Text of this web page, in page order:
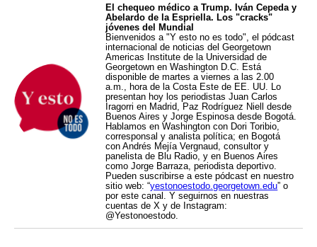
El chequeo médico a Trump. Iván Cepeda y
Abelardo de la Espriella. Los "cracks"
jóvenes del Mundial
Bienvenidos a "Y esto no es todo", el pódcast
internacional de noticias del Georgetown
Americas Institute de la Universidad de
Georgetown en Washington D.C. Está
disponible de martes a viernes a las 2.00
a.m., hora de la Costa Este de EE. UU. Lo
presentan hoy los periodistas Juan Carlos
Iragorri en Madrid, Paz Rodríguez Niell desde
Buenos Aires y Jorge Espinosa desde Bogotá.
Hablamos en Washington con Dori Toribio,
corresponsal y analista política; en Bogotá
con Andrés Mejía Vergnaud, consultor y
panelista de Blu Radio, y en Buenos Aires
como Jorge Barraza, periodista deportivo.
Pueden suscribirse a este pódcast en nuestro
sitio web: “yestonoestodo.georgetown.edu” o
por este canal. Y seguirnos en nuestras
cuentas de X y de Instagram:
@Yestonoestodo.